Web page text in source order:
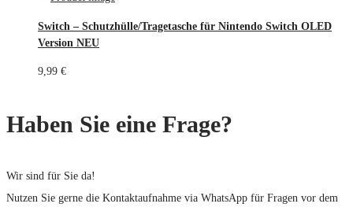
Switch – Schutzhülle/Tragetasche für Nintendo Switch OLED
Version NEU
9,99 €
Haben Sie eine Frage?
Wir sind für Sie da!
Nutzen Sie gerne die Kontaktaufnahme via WhatsApp für Fragen vor dem